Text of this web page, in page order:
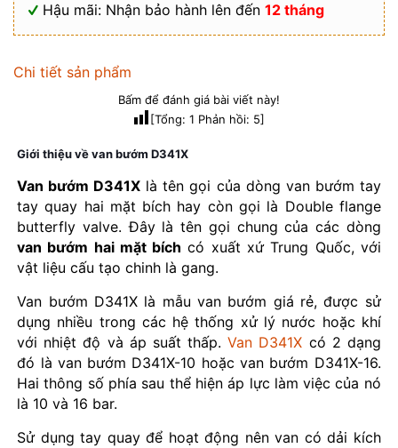
Hậu mãi: Nhận bảo hành lên đến12 tháng
Chi tiết sản phẩm
Bấm để đánh giá bài viết này!
[Tổng:1 Phản hồi: 5]
Giới thiệu về van bướm D341X
Van bướm D341X là tên gọi của dòng van bướm tay
tay quay hai mặt bích hay còn gọi là Double flange
butterfly valve. Đây là tên gọi chung của các dòng
van bướm hai mặt bích có xuất xứ Trung Quốc, với
vật liệu cấu tạo chinh là gang.
Van bướm D341X là mẫu van bướm giá rẻ, được sử
dụng nhiều trong các hệ thống xử lý nước hoặc khí
với nhiệt độ và áp suất thấp.Van D341X có 2 dạng
đó là van bướm D341X-10 hoặc van bướm D341X-16.
Hai thông số phía sau thể hiện áp lực làm việc của nó
là 10 và 16 bar.
Sử dụng tay quay để hoạt động nên van có dải kích